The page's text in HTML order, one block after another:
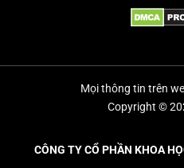
Mọi thông tin trên
Copyright ©
CÔNG TY CỔ PHẦN KHOA